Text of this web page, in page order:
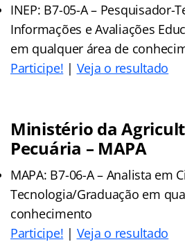
INEP: B7-05-A – Pesquisador-
Informações e Avaliações
em qualquer área de
Participe! | Veja o resultado
Ministério da
Pecuária – MAPA
MAPA: B7-06-A – Analista em
Tecnologia/Graduação em
conhecimento
Participe! | Veja o resultado